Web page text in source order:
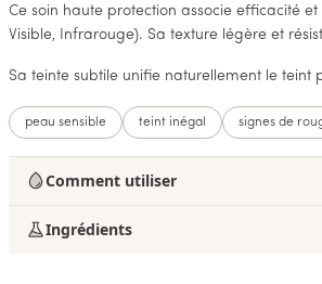
Ce soin haute protection associe efficacité
Visible, Infrarouge). Sa texture légère et
Sa teinte subtile unifie naturellement le
peau sensible teint inégal signes de
Comment utiliser
Ingrédients